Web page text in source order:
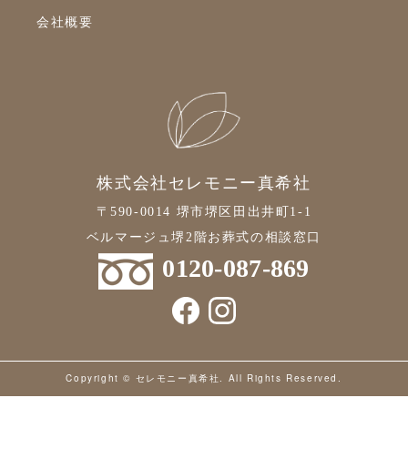
会社概要
株式会社セレモニー真希社
〒590-0014 堺市堺区田出井町1-1
ベルマージュ堺2階お葬式の相談窓口
0120-087-869
Copyright © セレモニー真希社. All Rights Reserved.